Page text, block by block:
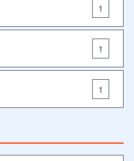
1
1
1